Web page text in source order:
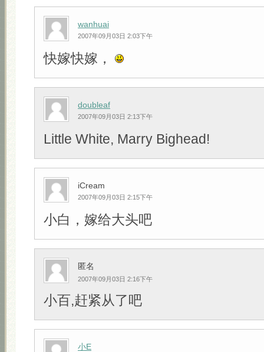
wanhuai
2007年09月03日 2:03下午
快嫁快嫁，
doubleaf
2007年09月03日 2:13下午
Little White, Marry Bighead!
iCream
2007年09月03日 2:15下午
小白，嫁给大头吧
匿名
2007年09月03日 2:16下午
小百,赶紧从了吧
小E